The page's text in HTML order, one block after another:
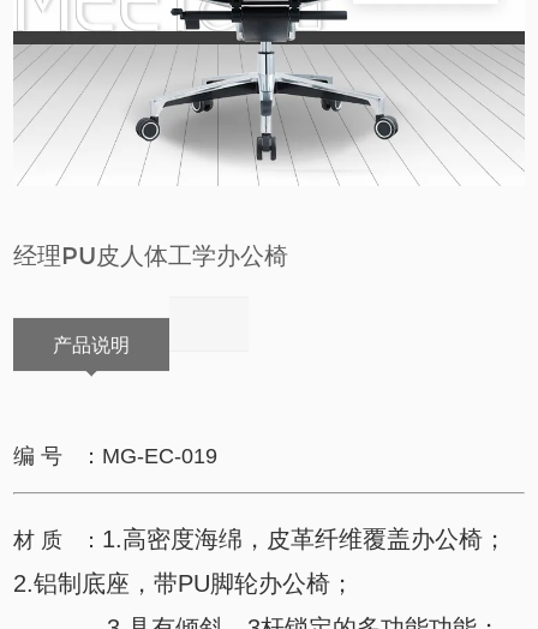
经理PU皮人体工学办公椅
产品说明
编 号 ：MG-EC-019
材 质 ： 1.高密度海绵，皮革纤维覆盖办公椅；
2.铝制底座，带PU脚轮办公椅；